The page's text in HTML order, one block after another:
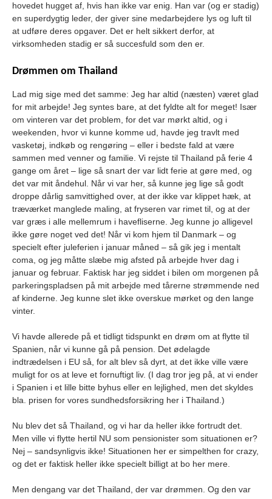
hovedet hugget af, hvis han ikke var enig. Han var (og er stadig)
en superdygtig leder, der giver sine medarbejdere lys og luft til
at udføre deres opgaver. Det er helt sikkert derfor, at
virksomheden stadig er så succesfuld som den er.
Drømmen om Thailand
Lad mig sige med det samme: Jeg har altid (næsten) været glad
for mit arbejde! Jeg syntes bare, at det fyldte alt for meget! Især
om vinteren var det problem, for det var mørkt altid, og i
weekenden, hvor vi kunne komme ud, havde jeg travlt med
vasketøj, indkøb og rengøring – eller i bedste fald at være
sammen med venner og familie. Vi rejste til Thailand på ferie 4
gange om året – lige så snart der var lidt ferie at gøre med, og
det var mit åndehul. Når vi var her, så kunne jeg lige så godt
droppe dårlig samvittighed over, at der ikke var klippet hæk, at
træværket manglede maling, at fryseren var rimet til, og at der
var græs i alle mellemrum i havefliserne. Jeg kunne jo alligevel
ikke gøre noget ved det! Når vi kom hjem til Danmark – og
specielt efter juleferien i januar måned – så gik jeg i mentalt
coma, og jeg måtte slæbe mig afsted på arbejde hver dag i
januar og februar. Faktisk har jeg siddet i bilen om morgenen på
parkeringspladsen på mit arbejde med tårerne strømmende ned
af kinderne. Jeg kunne slet ikke overskue mørket og den lange
vinter.
Vi havde allerede på et tidligt tidspunkt en drøm om at flytte til
Spanien, når vi kunne gå på pension. Det ødelagde
indtrædelsen i EU så, for alt blev så dyrt, at det ikke ville være
muligt for os at leve et fornuftigt liv. (I dag tror jeg på, at vi ender
i Spanien i et lille bitte byhus eller en lejlighed, men det skyldes
bla. prisen for vores sundhedsforsikring her i Thailand.)
Nu blev det så Thailand, og vi har da heller ikke fortrudt det.
Men ville vi flytte hertil NU som pensionister som situationen er?
Nej – sandsynligvis ikke! Situationen her er simpelthen for crazy,
og det er faktisk heller ikke specielt billigt at bo her mere.
Men dengang var det Thailand, der var drømmen. Og den var